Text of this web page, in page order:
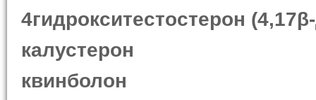
4гидрокситестостерон
калустерон
квинболон